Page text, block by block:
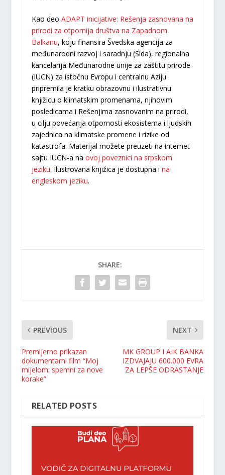
Kao deo ADAPT inicijative: Rešenja zasnovana na
prirodi za otpornija društva na Zapadnom
Balkanu, koju finansira Švedska agencija za
međunarodni razvoj i saradnju (Sida), regionalna
kancelarija Međunarodne unije za zaštitu prirode
(IUCN) za istočnu Evropu i centralnu Aziju
pripremila je kratku obrazovnu i ilustrativnu
knjižicu o klimatskim promenama, njihovim
posledicama i Rešenjima zasnovanim na prirodi,
u cilju povećanja otpornosti ekosistema i ljudskih
zajednica na klimatske promene i rizike od
katastrofa. Materijal možete preuzeti na internet
sajtu IUCN-a na ovoj poveznici na srpskom
jeziku. Ilustrovana knjižica je dostupna i na
engleskom jeziku.
SHARE:
PREVIOUS
Premijerno prikazan
dokumentarni film “Moj
mijelom: spemni za nove
korake”
NEXT
MK GROUP I AIK BANKA
IZDVAJAJU 600.000 EVRA
ZA LEPŠE ODRASTANJE
RELATED POSTS